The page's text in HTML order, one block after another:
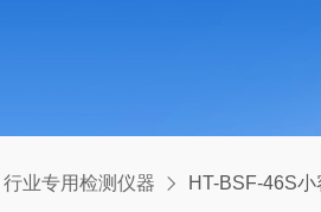
行业专用检测仪器 HT-BSF-46S小容量摇